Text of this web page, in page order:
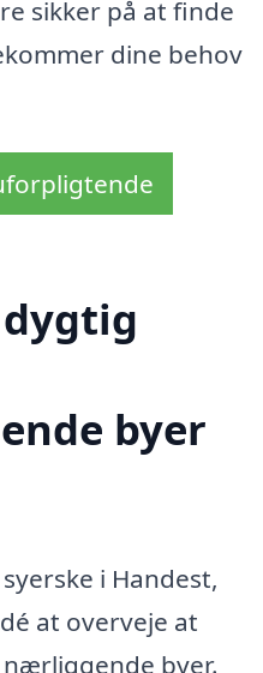
sikker på at finde
dine behov
byer
i Handest,
at overveje at
byer.